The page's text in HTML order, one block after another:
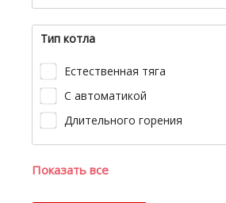
Тип котла
Естественная тяга
С автоматикой
Длительного горения
Показать все